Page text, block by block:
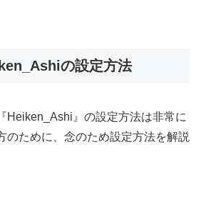
の設定方法
Heiken_Ashi』の設定方法は非常に
のために、念のため設定方法を解説